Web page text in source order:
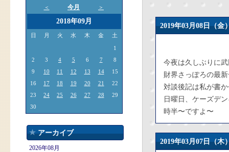
＜ 今月 ＞
2018年09月
日 月 火 水 木 金 土
1
2
3 4 5 6 7
8
9
10 11 12 13 14
15
16
17 18 19 20 21
22
23
24 25 26 27 28
29
30
アーカイブ
2026年08月
2019年03月08日
今夜は久しぶりに
財界さっぽろの最
対談後記は私が書
日曜日、ケーズデ
時半〜ですよ〜
2019年03月07日